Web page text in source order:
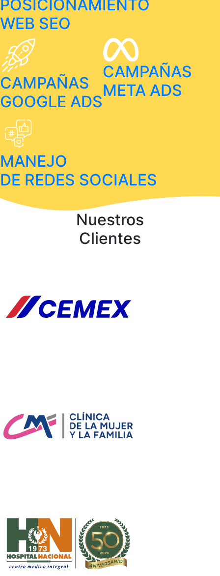
POSICIONAMIENTO
WEB SEO
CAMPAÑAS
GOOGLE ADS
CAMPAÑAS
META ADS
MANEJO
DE REDES SOCIALES
Nuestros
Clientes